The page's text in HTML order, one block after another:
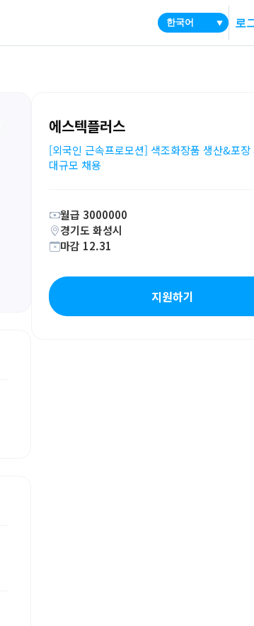
▼ 로
에스텍플러스
[외국인 근속프로모션] 색조화장품 생산&포장
대규모 채용
월급 3000000
경기도 화성시
마감 12.31
지원하기